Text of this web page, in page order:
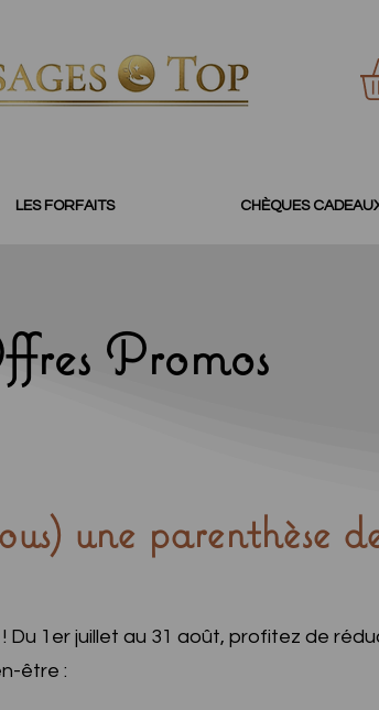
LES FORFAITS CHÈQUES
Promos
une parenthèse
Du 1er juillet au 31 août, profitez de
être :